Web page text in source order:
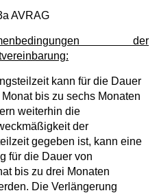
AVRAG
der
kann für die Dauer
bis zu sechs Monaten
weiterhin die
der
gegeben ist, kann eine
für die Dauer von
bis zu drei Monaten
Die Verlängerung